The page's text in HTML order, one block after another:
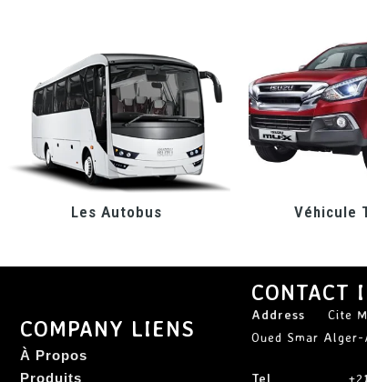
Les Autobus Véhicule
COMPANY LIENS
À Propos
Produits
CONTACT
Address Cite
Oued Smar
Tel